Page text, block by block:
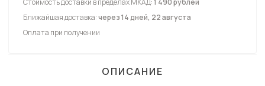
Стоимость доставки в пределах МКАД:1 490 рублей
Ближайшая доставка:через 14 дней, 22 августа
Оплата при получении
ОПИСАНИЕ